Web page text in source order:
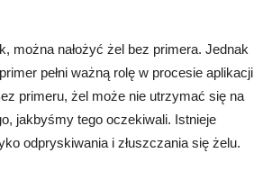
można nałożyć żel bez primera. Jednak
pełni ważną rolę w procesie aplikacji
primeru, żel może nie utrzymać się na
jakbyśmy tego oczekiwali. Istnieje
odpryskiwania i złuszczania się żelu.